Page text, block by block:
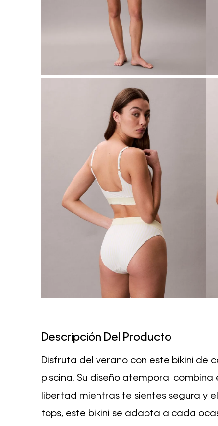
Descripción Del Producto
Disfruta del verano con este bikini de
piscina. Su diseño atemporal
libertad mientras te sientes segura y
tops, este bikini se adapta a cada